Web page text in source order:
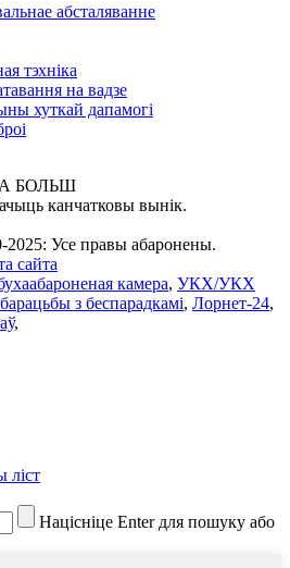
абсталяванне
тэхніка
на вадзе
хуткай дапамогі
БОЛЬШ
канчатковы вынік.
2025: Усе правы абаронены.
сайта
камера, УКХ/УКХ
з беспарадкамі, Лорнет-24,
,
ліст
Націсніце Enter для пошуку або